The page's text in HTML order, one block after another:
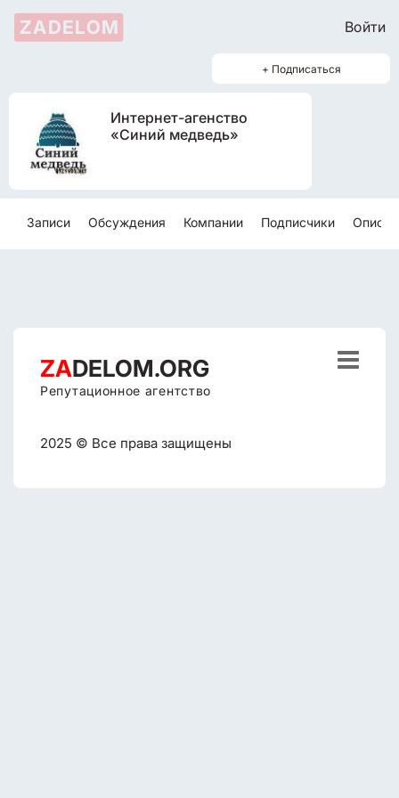
ZADELOM Войти
+ Подписаться
Интернет-агенство
«Синий медведь»
Записи Обсуждения Компании Подписчики
ZADELOM.ORG
Репутационное агентство
2025 © Все права защищены
